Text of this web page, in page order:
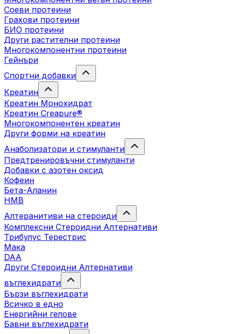
Соеви протеини
Грахови протеини
БИО протеини
Други растителни протеини
Многокомпонентни протеини
Гейнъри
Спортни добавки
Креатин
Креатин Монохидрат
Креатин Creapure®
Многокомпонентен креатин
Други форми на креатин
Анаболизатори и стимуланти
Предтренировъчни стимуланти
Добавки с азотен оксид
Кофеин
Бета-Аланин
HMB
Алтеранитиви на стероиди
Комплексни Стероидни Алтернативи
Трибулус Терестрис
Maка
DAA
Други Стероидни Алтернативи
въглехидрати
Бързи въглехидрати
Всичко в едно
Енергийни гелове
Бавни въглехидрати